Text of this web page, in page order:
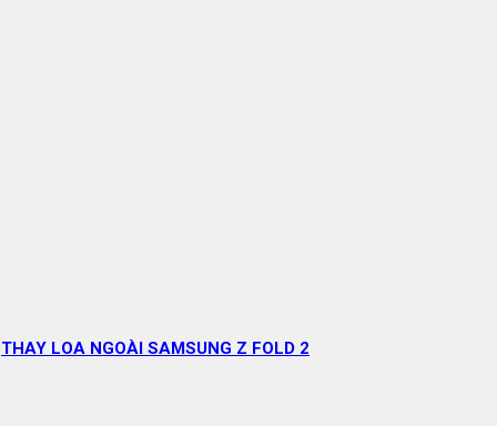
THAY LOA NGOÀI SAMSUNG Z FOLD 2